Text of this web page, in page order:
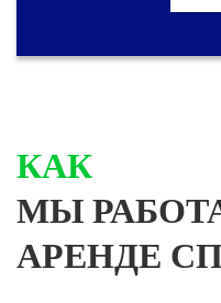
КАК
МЫ
АРЕНДЕ